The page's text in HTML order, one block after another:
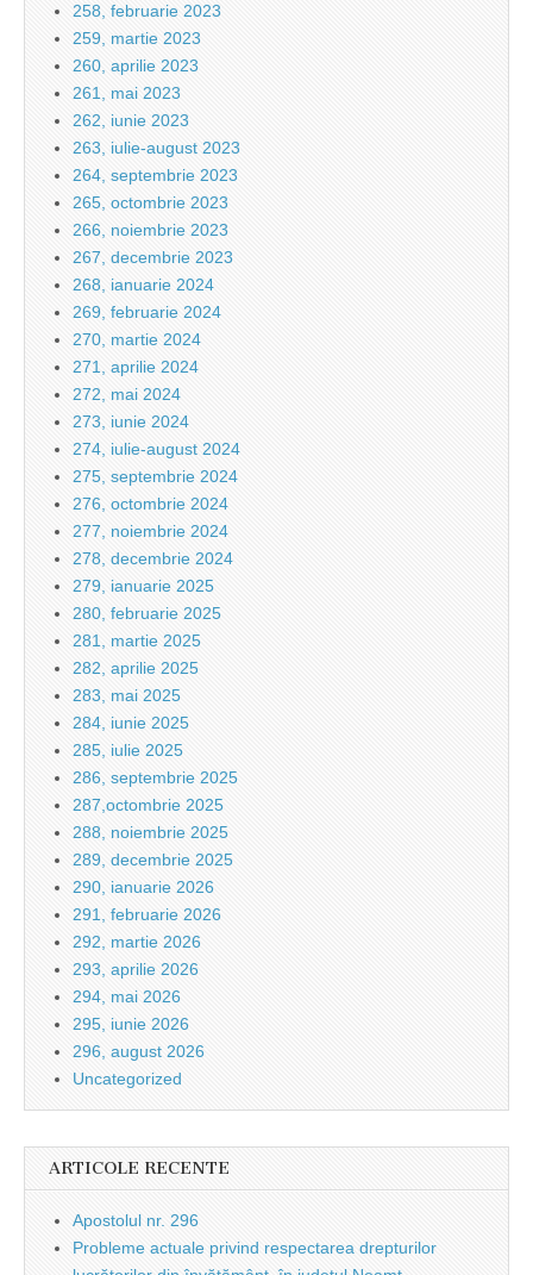
258, februarie 2023
259, martie 2023
260, aprilie 2023
261, mai 2023
262, iunie 2023
263, iulie-august 2023
264, septembrie 2023
265, octombrie 2023
266, noiembrie 2023
267, decembrie 2023
268, ianuarie 2024
269, februarie 2024
270, martie 2024
271, aprilie 2024
272, mai 2024
273, iunie 2024
274, iulie-august 2024
275, septembrie 2024
276, octombrie 2024
277, noiembrie 2024
278, decembrie 2024
279, ianuarie 2025
280, februarie 2025
281, martie 2025
282, aprilie 2025
283, mai 2025
284, iunie 2025
285, iulie 2025
286, septembrie 2025
287,octombrie 2025
288, noiembrie 2025
289, decembrie 2025
290, ianuarie 2026
291, februarie 2026
292, martie 2026
293, aprilie 2026
294, mai 2026
295, iunie 2026
296, august 2026
Uncategorized
ARTICOLE RECENTE
Apostolul nr. 296
Probleme actuale privind respectarea drepturilor